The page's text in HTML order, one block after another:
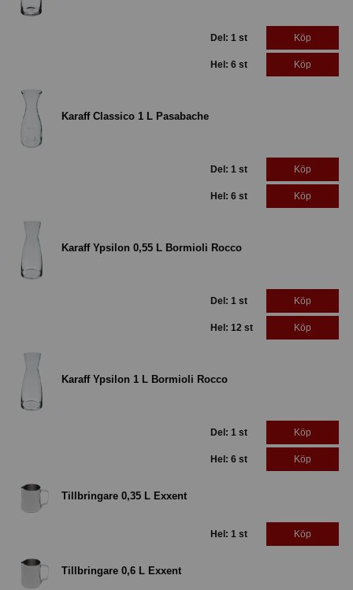
Del: 1 st Köp
Hel: 6 st Köp
Karaff Classico 1 L Pasabache
Del: 1 st Köp
Hel: 6 st Köp
Karaff Ypsilon 0,55 L Bormioli Rocco
Del: 1 st Köp
Hel: 12 st Köp
Karaff Ypsilon 1 L Bormioli Rocco
Del: 1 st Köp
Hel: 6 st Köp
Tillbringare 0,35 L Exxent
Hel: 1 st Köp
Tillbringare 0,6 L Exxent